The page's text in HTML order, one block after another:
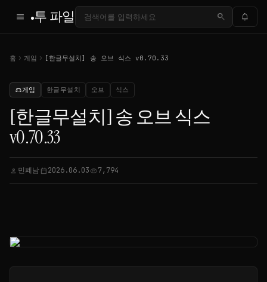
menu 투 파일 search notifications
홈 chevron_right 게임 chevron_right [한글무설치] 송 오브 식스 v0.70.33
sports_esports게임 한글무설치 오브 식스
[한글무설치] 송 오브 식스
v0.70.33
person 민폐남calendar_today2026.06.03visibility7,794